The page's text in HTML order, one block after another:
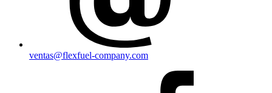
ventas@flexfuel-company.com